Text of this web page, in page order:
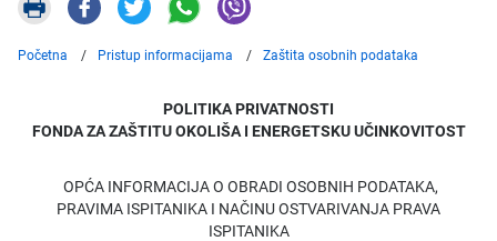
Početna Pristup informacijama Zaštita osobnih podataka
POLITIKA PRIVATNOSTI
FONDA ZA ZAŠTITU OKOLIŠA I ENERGETSKU UČINKOVITOST
OPĆA INFORMACIJA O OBRADI OSOBNIH PODATAKA,
PRAVIMA ISPITANIKA I NAČINU OSTVARIVANJA PRAVA
ISPITANIKA